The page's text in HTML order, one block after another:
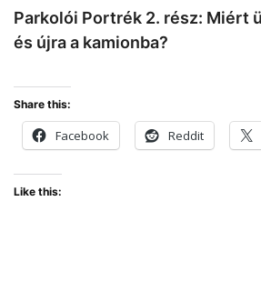
a
kamionba?
Parkolói Portrék 2. rész: Miért
és újra a kamionba?
Share this:
Facebook Reddit
Like this: